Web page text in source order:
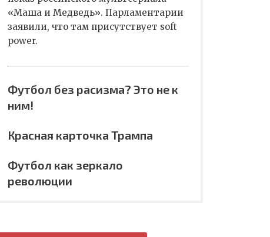
«Маша и Медведь». Парламентарии
заявили, что там присутствует soft
power.
Футбол без расизма? Это не к
ним!
Красная карточка Трампа
Футбол как зеркало
революции